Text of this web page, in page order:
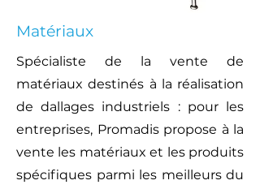
Matériaux
Spécialiste de la vente de
matériaux destinés à la réalisation
de dallages industriels : pour les
entreprises, Promadis propose à la
vente les matériaux et les produits
spécifiques parmi les meilleurs du